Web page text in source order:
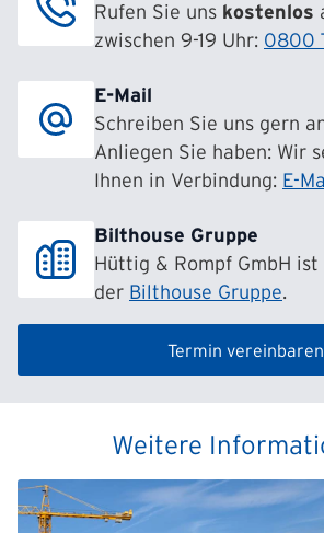
Rufen Sie uns kostenlos
zwischen 9-19 Uhr: 0800
E-Mail
Schreiben Sie uns gern
Anliegen Sie haben: Wir
Ihnen in Verbindung: E-
Bilthouse Gruppe
Hüttig & Rompf GmbH ist
der Bilthouse Gruppe.
Termin vereinbaren
Weitere